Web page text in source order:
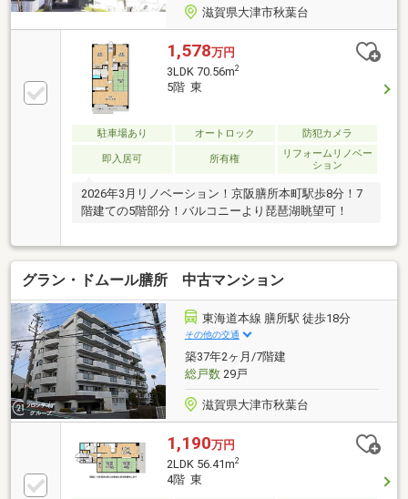
滋賀県大津市秋葉台
1,578万円
3LDK 70.56m2
5階 東
駐車場あり オートロック 防犯カメラ
即入居可 所有権
リフォームリノベー
ション
2026年3月リノベーション！京阪膳所本町駅歩8分！7
階建ての5階部分！バルコニーより琵琶湖眺望可！
グラン・ドムール膳所 中古マンション
東海道本線 膳所駅 徒歩18分
その他の交通
築37年2ヶ月/7階建
総戸数29戸
滋賀県大津市秋葉台
1,190万円
2LDK 56.41m2
4階 東